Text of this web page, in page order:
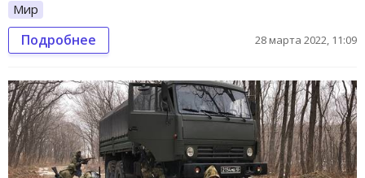
Мир
Подробнее 28 марта 2022, 11:09